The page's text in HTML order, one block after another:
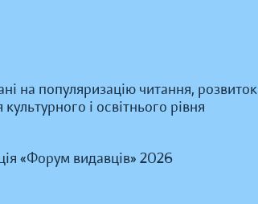
на популяризацію читання, розвиток
і освітнього рівня
«Форум видавців» 2026